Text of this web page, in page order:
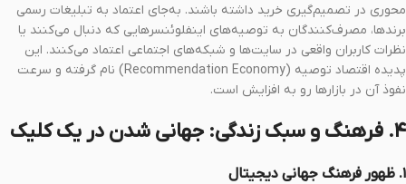
محوری در تصمیم‌گیری خرید داشته باشند. به‌جای اعتماد به تبلیغات رسمی
برندها، مصرف‌کنندگان به توصیه‌های اینفلوئنسرهایی که دنبال می‌کنند یا
نظرات کاربران واقعی در سایت‌ها و شبکه‌های اجتماعی اعتماد می‌کنند. این
پدیده اقتصاد توصیه (Recommendation Economy) نام گرفته و سرعت
نفوذ آن در بازارها رو به افزایش است.
۴. فرهنگ و سبک زندگی: جهانی شدن در یک کلیک
۱. ظهور فرهنگ جهانی دیجیتال